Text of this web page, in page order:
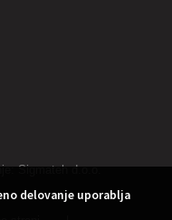
Sigmateh d.o.o.
delovanje uporablja